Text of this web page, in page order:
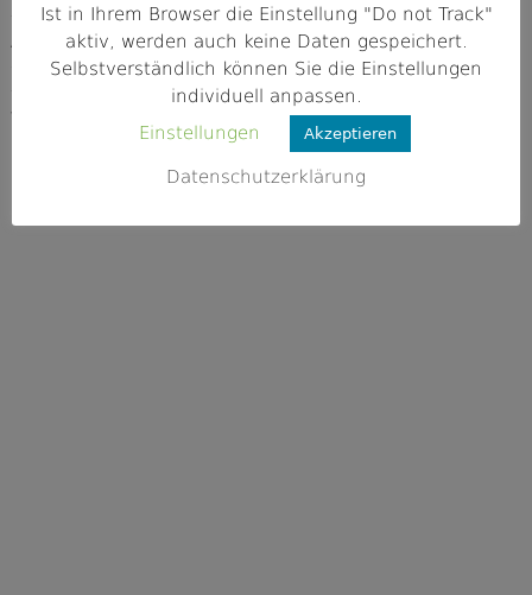
Adresse
84048 Mainburg
Webseite
https://www.fv-mainburg.de/
Ist in Ihrem Browser die Einstellung "Do not Track"
aktiv, werden auch keine Daten gespeichert.
Selbstverständlich können Sie die Einstellungen
individuell anpassen.
Einstellungen
Akzeptieren
Datenschutzerklärung